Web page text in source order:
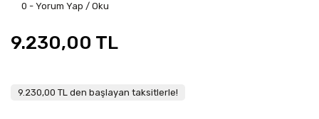
0 - Yorum Yap / Oku
9.230,00 TL
9.230,00 TL den başlayan taksitlerle!